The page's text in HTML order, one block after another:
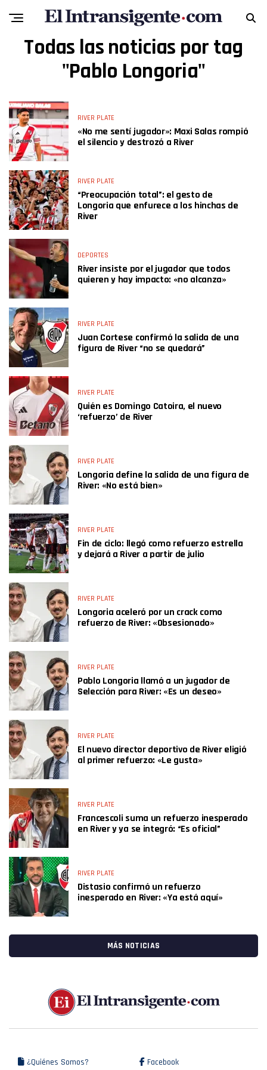
Todas las noticias por tag
"Pablo Longoria"
RIVER PLATE
«No me sentí jugador»: Maxi Salas rompió
el silencio y destrozó a River
RIVER PLATE
“Preocupación total”: el gesto de
Longoria que enfurece a los hinchas de
River
DEPORTES
River insiste por el jugador que todos
quieren y hay impacto: «no alcanza»
RIVER PLATE
Juan Cortese confirmó la salida de una
figura de River “no se quedará”
RIVER PLATE
Quién es Domingo Catoira, el nuevo
‘refuerzo’ de River
RIVER PLATE
Longoria define la salida de una figura de
River: «No está bien»
RIVER PLATE
Fin de ciclo: llegó como refuerzo estrella
y dejará a River a partir de julio
RIVER PLATE
Longoria aceleró por un crack como
refuerzo de River: «Obsesionado»
RIVER PLATE
Pablo Longoria llamó a un jugador de
Selección para River: «Es un deseo»
RIVER PLATE
El nuevo director deportivo de River eligió
al primer refuerzo: «Le gusta»
RIVER PLATE
Francescoli suma un refuerzo inesperado
en River y ya se integró: “Es oficial”
RIVER PLATE
Distasio confirmó un refuerzo
inesperado en River: «Ya está aquí»
MÁS NOTICIAS
¿Quiénes Somos? Facebook